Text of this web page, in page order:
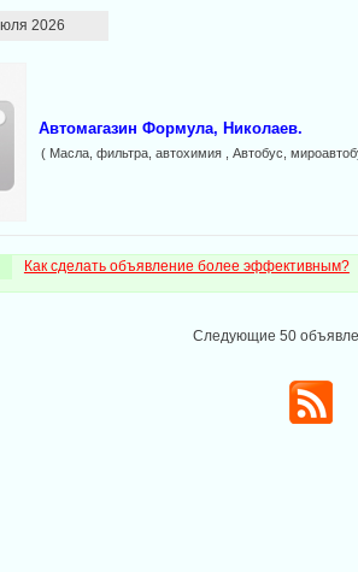
2026
Автомагазин Формула, Николаев.
( Масла, фильтра, автохимия , Автобус,
Как сделать объявление более эффективным?
Следующие 50